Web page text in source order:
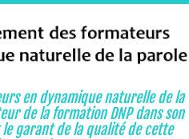
en dynamique naturelle de la
de la formation DNP dans son
garant de la qualité de cette